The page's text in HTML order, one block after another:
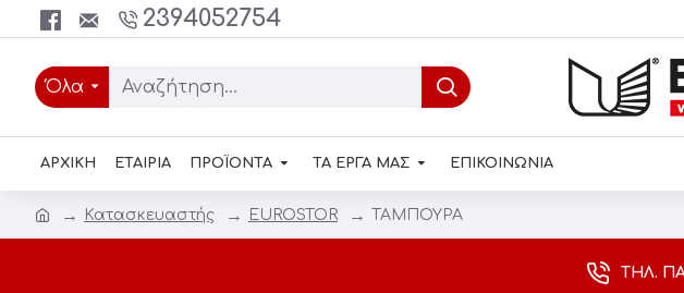
2394052754
Όλα
ΑΡΧΙΚΗ ΕΤΑΙΡΙΑ ΠΡΟΪΟΝΤΑ ΤΑ ΕΡΓΑ ΜΑΣ ΕΠΙΚΟΙΝΩΝΙΑ
Κατασκευαστής EUROSTOR ΤΑΜΠΟΥΡΑ
ΤΗΛ.